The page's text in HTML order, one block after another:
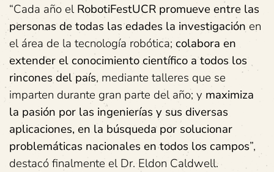
“Cada año elRobotiFestUCR promueve entre las
personas de todas las edades la investigación en
el área de la tecnología robótica; colabora en
extender el conocimiento científico a todos los
rincones del país, mediante talleres que se
imparten durante gran parte del año; y maximiza
la pasión por las ingenierías y sus diversas
aplicaciones, en la búsqueda por solucionar
problemáticas nacionales en todos los campos”,
destacó finalmente el Dr. Eldon Caldwell.